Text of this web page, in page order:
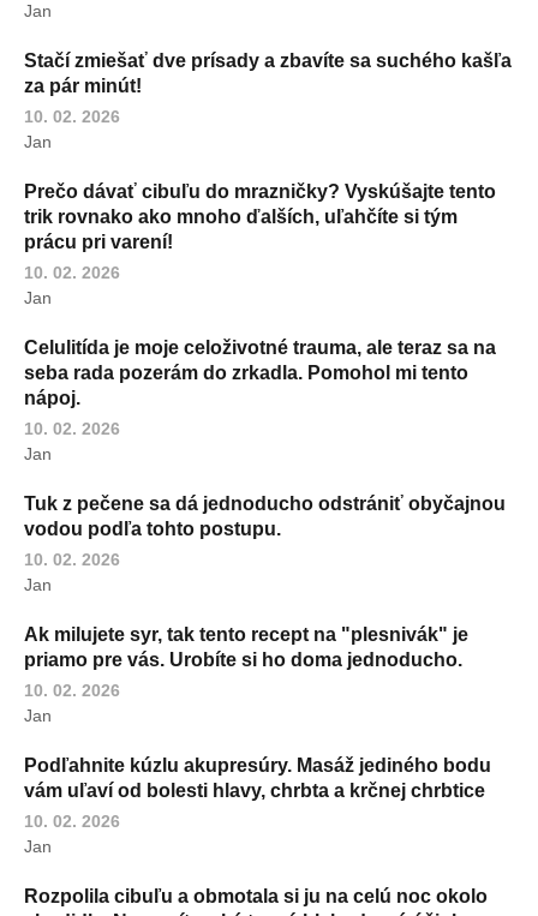
Jan
Stačí zmiešať dve prísady a zbavíte sa suchého kašľa
za pár minút!
10. 02. 2026
Jan
Prečo dávať cibuľu do mrazničky? Vyskúšajte tento
trik rovnako ako mnoho ďalších, uľahčíte si tým
prácu pri varení!
10. 02. 2026
Jan
Celulitída je moje celoživotné trauma, ale teraz sa na
seba rada pozerám do zrkadla. Pomohol mi tento
nápoj.
10. 02. 2026
Jan
Tuk z pečene sa dá jednoducho odstrániť obyčajnou
vodou podľa tohto postupu.
10. 02. 2026
Jan
Ak milujete syr, tak tento recept na "plesnivák" je
priamo pre vás. Urobíte si ho doma jednoducho.
10. 02. 2026
Jan
Podľahnite kúzlu akupresúry. Masáž jediného bodu
vám uľaví od bolesti hlavy, chrbta a krčnej chrbtice
10. 02. 2026
Jan
Rozpolila cibuľu a obmotala si ju na celú noc okolo